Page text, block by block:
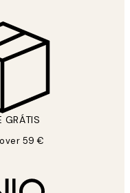
GRÁTIS
59 €